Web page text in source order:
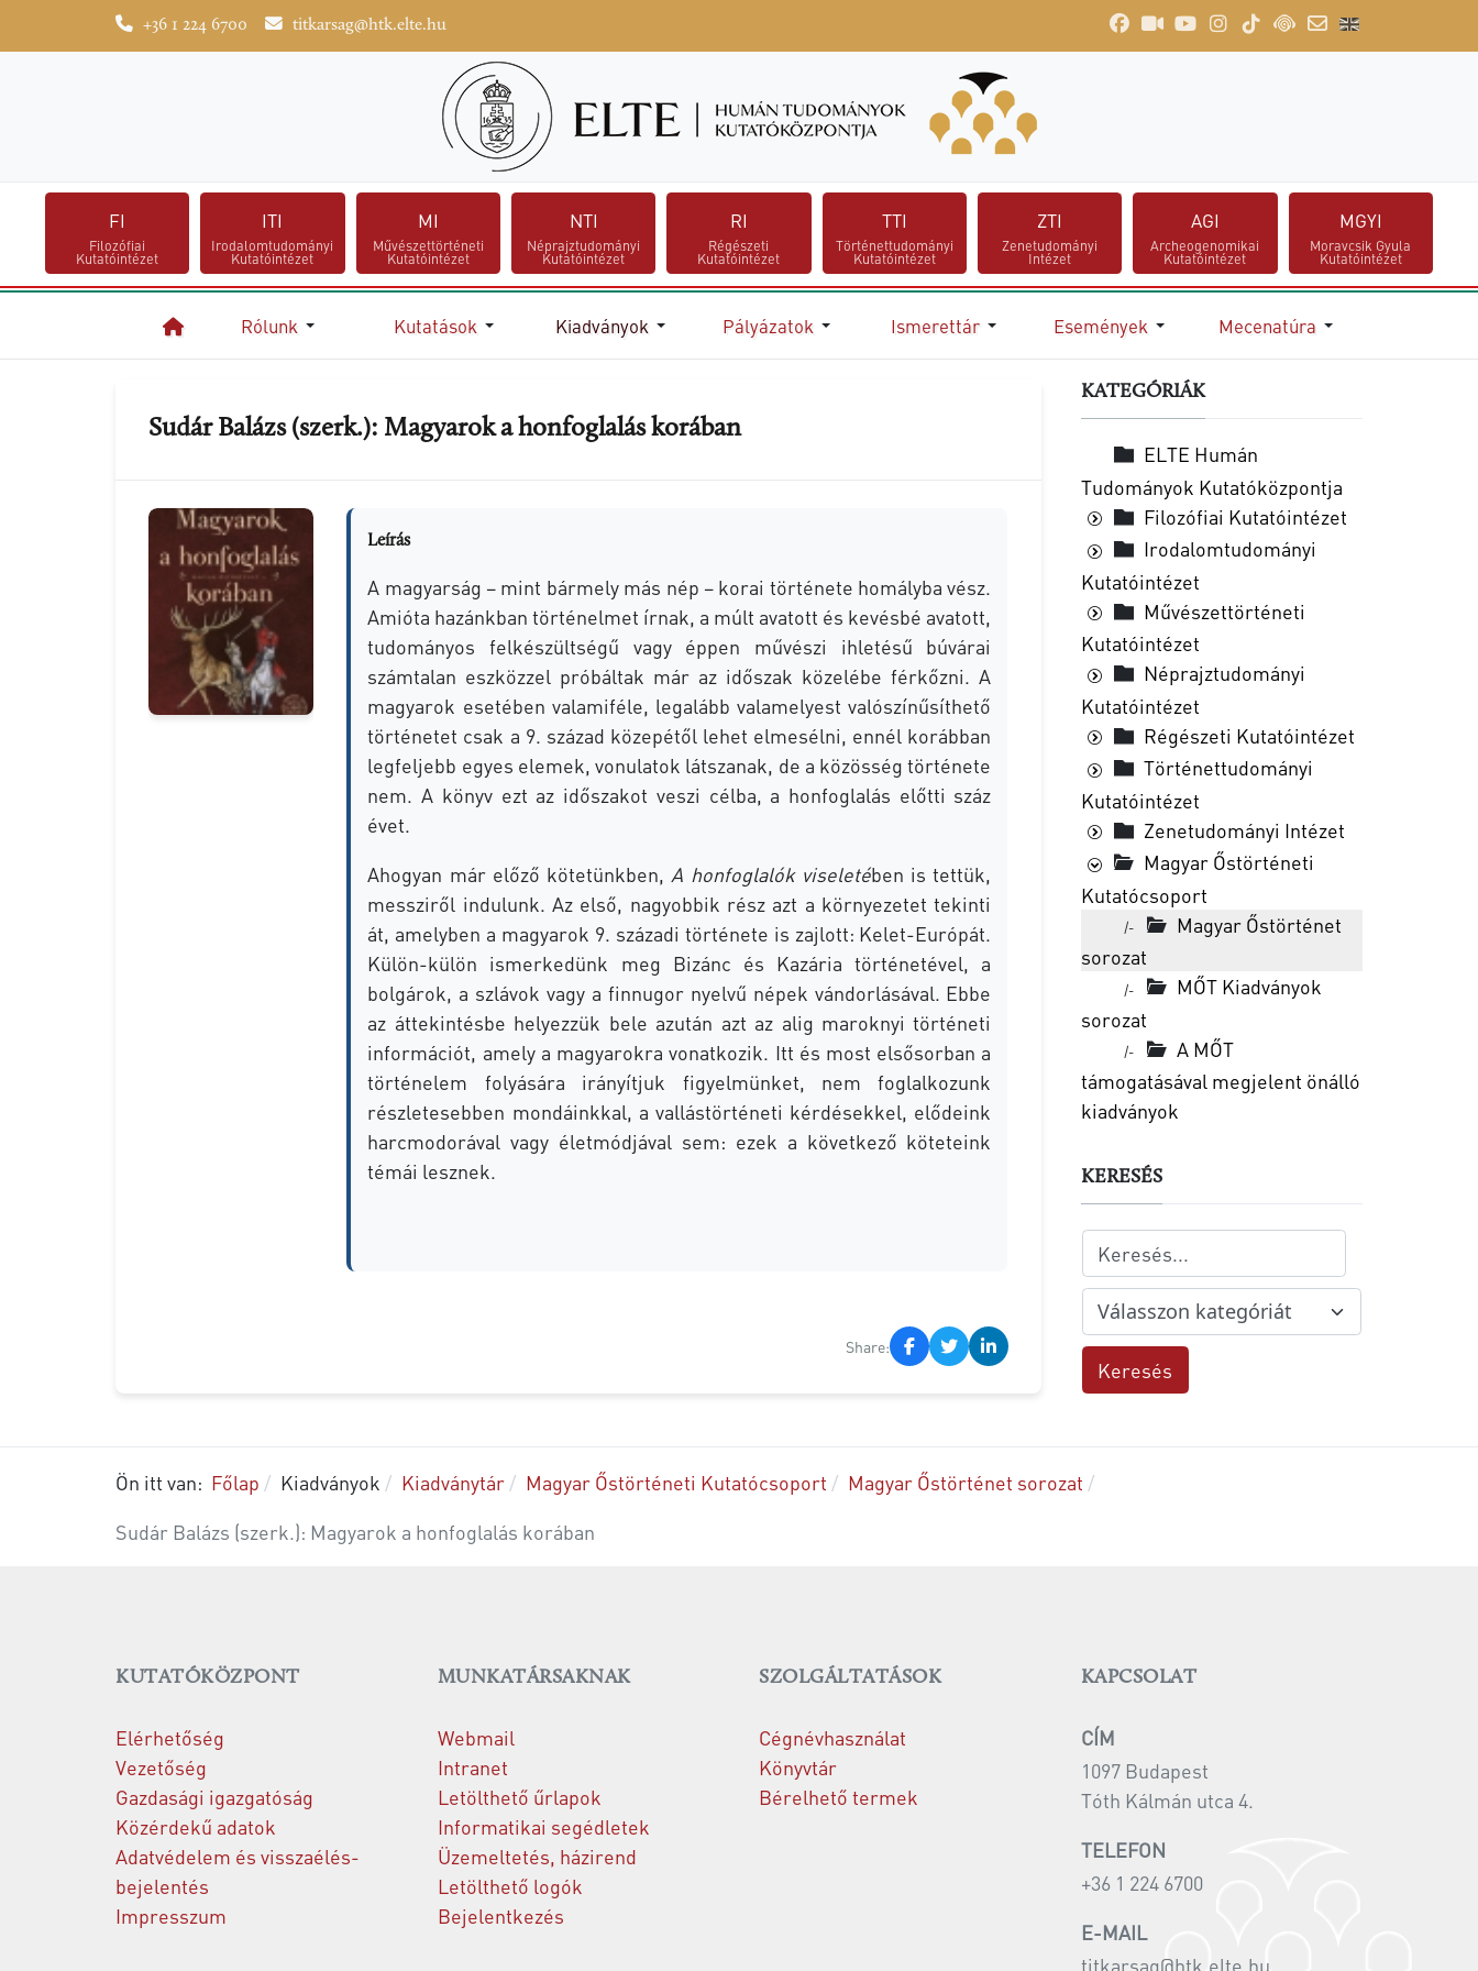
+36 1 224 6700 titkarsag@htk.elte.hu
FI
Filozófiai
Kutatóintézet
ITI
Irodalomtudományi
Kutatóintézet
MI
Művészettörténeti
Kutatóintézet
NTI
Néprajztudományi
Kutatóintézet
RI
Régészeti
Kutatóintézet
TTI
Történettudományi
Kutatóintézet
ZTI
Zenetudományi
Intézet
AGI
Archeogenomikai
Kutatóintézet
MGYI
Moravcsik Gyula
Kutatóintézet
Rólunk Kutatások Kiadványok Pályázatok Ismerettár Események Mecenatúra
Sudár Balázs (szerk.): Magyarok a honfoglalás korában
Leírás
A ​magyarság – mint bármely más nép – korai története homályba vész.
Amióta hazánkban történelmet írnak, a múlt avatott és kevésbé avatott,
tudományos felkészültségű vagy éppen művészi ihletésű búvárai
számtalan eszközzel próbáltak már az időszak közelébe férkőzni. A
magyarok esetében valamiféle, legalább valamelyest valószínűsíthető
történetet csak a 9. század közepétől lehet elmesélni, ennél korábban
legfeljebb egyes elemek, vonulatok látszanak, de a közösség története
nem. A könyv ezt az időszakot veszi célba, a honfoglalás előtti száz
évet.
Ahogyan már előző kötetünkben, A honfoglalók viseletében is tettük,
messziről indulunk. Az első, nagyobbik rész azt a környezetet tekinti
át, amelyben a magyarok 9. századi története is zajlott: Kelet-Európát.
Külön-külön ismerkedünk meg Bizánc és Kazária történetével, a
bolgárok, a szlávok vagy a finnugor nyelvű népek vándorlásával. Ebbe
az áttekintésbe helyezzük bele azután azt az alig maroknyi történeti
információt, amely a magyarokra vonatkozik. Itt és most elsősorban a
történelem folyására irányítjuk figyelmünket, nem foglalkozunk
részletesebben mondáinkkal, a vallástörténeti kérdésekkel, elődeink
harcmodorával vagy életmódjával sem: ezek a következő köteteink
témái lesznek.
Share:
KATEGÓRIÁK
ELTE Humán
Tudományok Kutatóközpontja
Filozófiai Kutatóintézet
Irodalomtudományi
Kutatóintézet
Művészettörténeti
Kutatóintézet
Néprajztudományi
Kutatóintézet
Régészeti Kutatóintézet
Történettudományi
Kutatóintézet
Zenetudományi Intézet
Magyar Őstörténeti
Kutatócsoport
|-
Magyar Őstörténet
sorozat
|-
MŐT Kiadványok
sorozat
|-
A MŐT
támogatásával megjelent önálló
kiadványok
KERESÉS
Ön itt van: Főlap Kiadványok Kiadványtár Magyar Őstörténeti Kutatócsoport
Magyar Őstörténet sorozat
Sudár Balázs (szerk.): Magyarok a honfoglalás korában
KUTATÓKÖZPONT
Elérhetőség
Vezetőség
Gazdasági igazgatóság
Közérdekű adatok
Adatvédelem és visszaélés-
bejelentés
Impresszum
MUNKATÁRSAKNAK
Webmail
Intranet
Letölthető űrlapok
Informatikai segédletek
Üzemeltetés, házirend
Letölthető logók
Bejelentkezés
SZOLGÁLTATÁSOK
Cégnévhasználat
Könyvtár
Bérelhető termek
KAPCSOLAT
CÍM
1097 Budapest
Tóth Kálmán utca 4.
TELEFON
+36 1 224 6700
E-MAIL
titkarsag@htk.elte.hu